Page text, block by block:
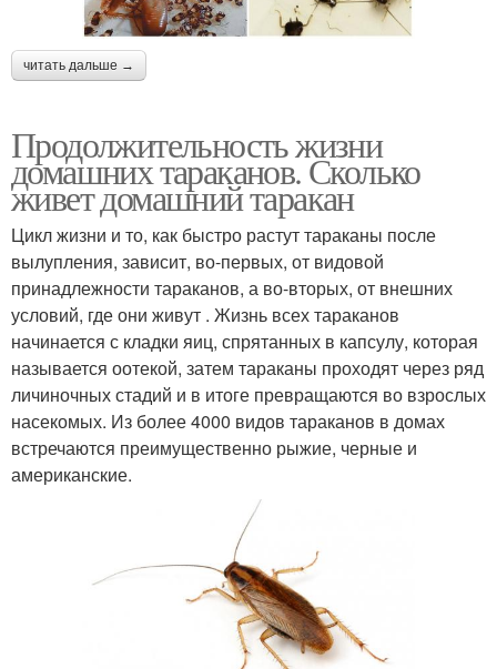
читать дальше →
Продолжительность жизни
домашних тараканов. Сколько
живет домашний таракан
Цикл жизни и то, как быстро растут тараканы после
вылупления, зависит, во-первых, от видовой
принадлежности тараканов, а во-вторых, от внешних
условий, где они живут . Жизнь всех тараканов
начинается с кладки яиц, спрятанных в капсулу, которая
называется оотекой, затем тараканы проходят через ряд
личиночных стадий и в итоге превращаются во взрослых
насекомых. Из более 4000 видов тараканов в домах
встречаются преимущественно рыжие, черные и
американские.